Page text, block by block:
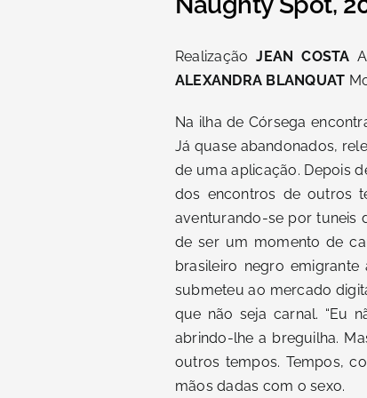
RealizaçãoJEAN COSTA
ALEXANDRA BLANQUAT
Na ilha de Córsega
Já quase abandonados,
de uma aplicação. Depois
dos encontros de outros
aventurando-se por tuneis
de ser um momento de
brasileiro negro
submeteu ao mercado
que não seja carnal. “Eu
abrindo-lhe a breguilha.
outros tempos. Tempos,
mãos dadas com o sexo.